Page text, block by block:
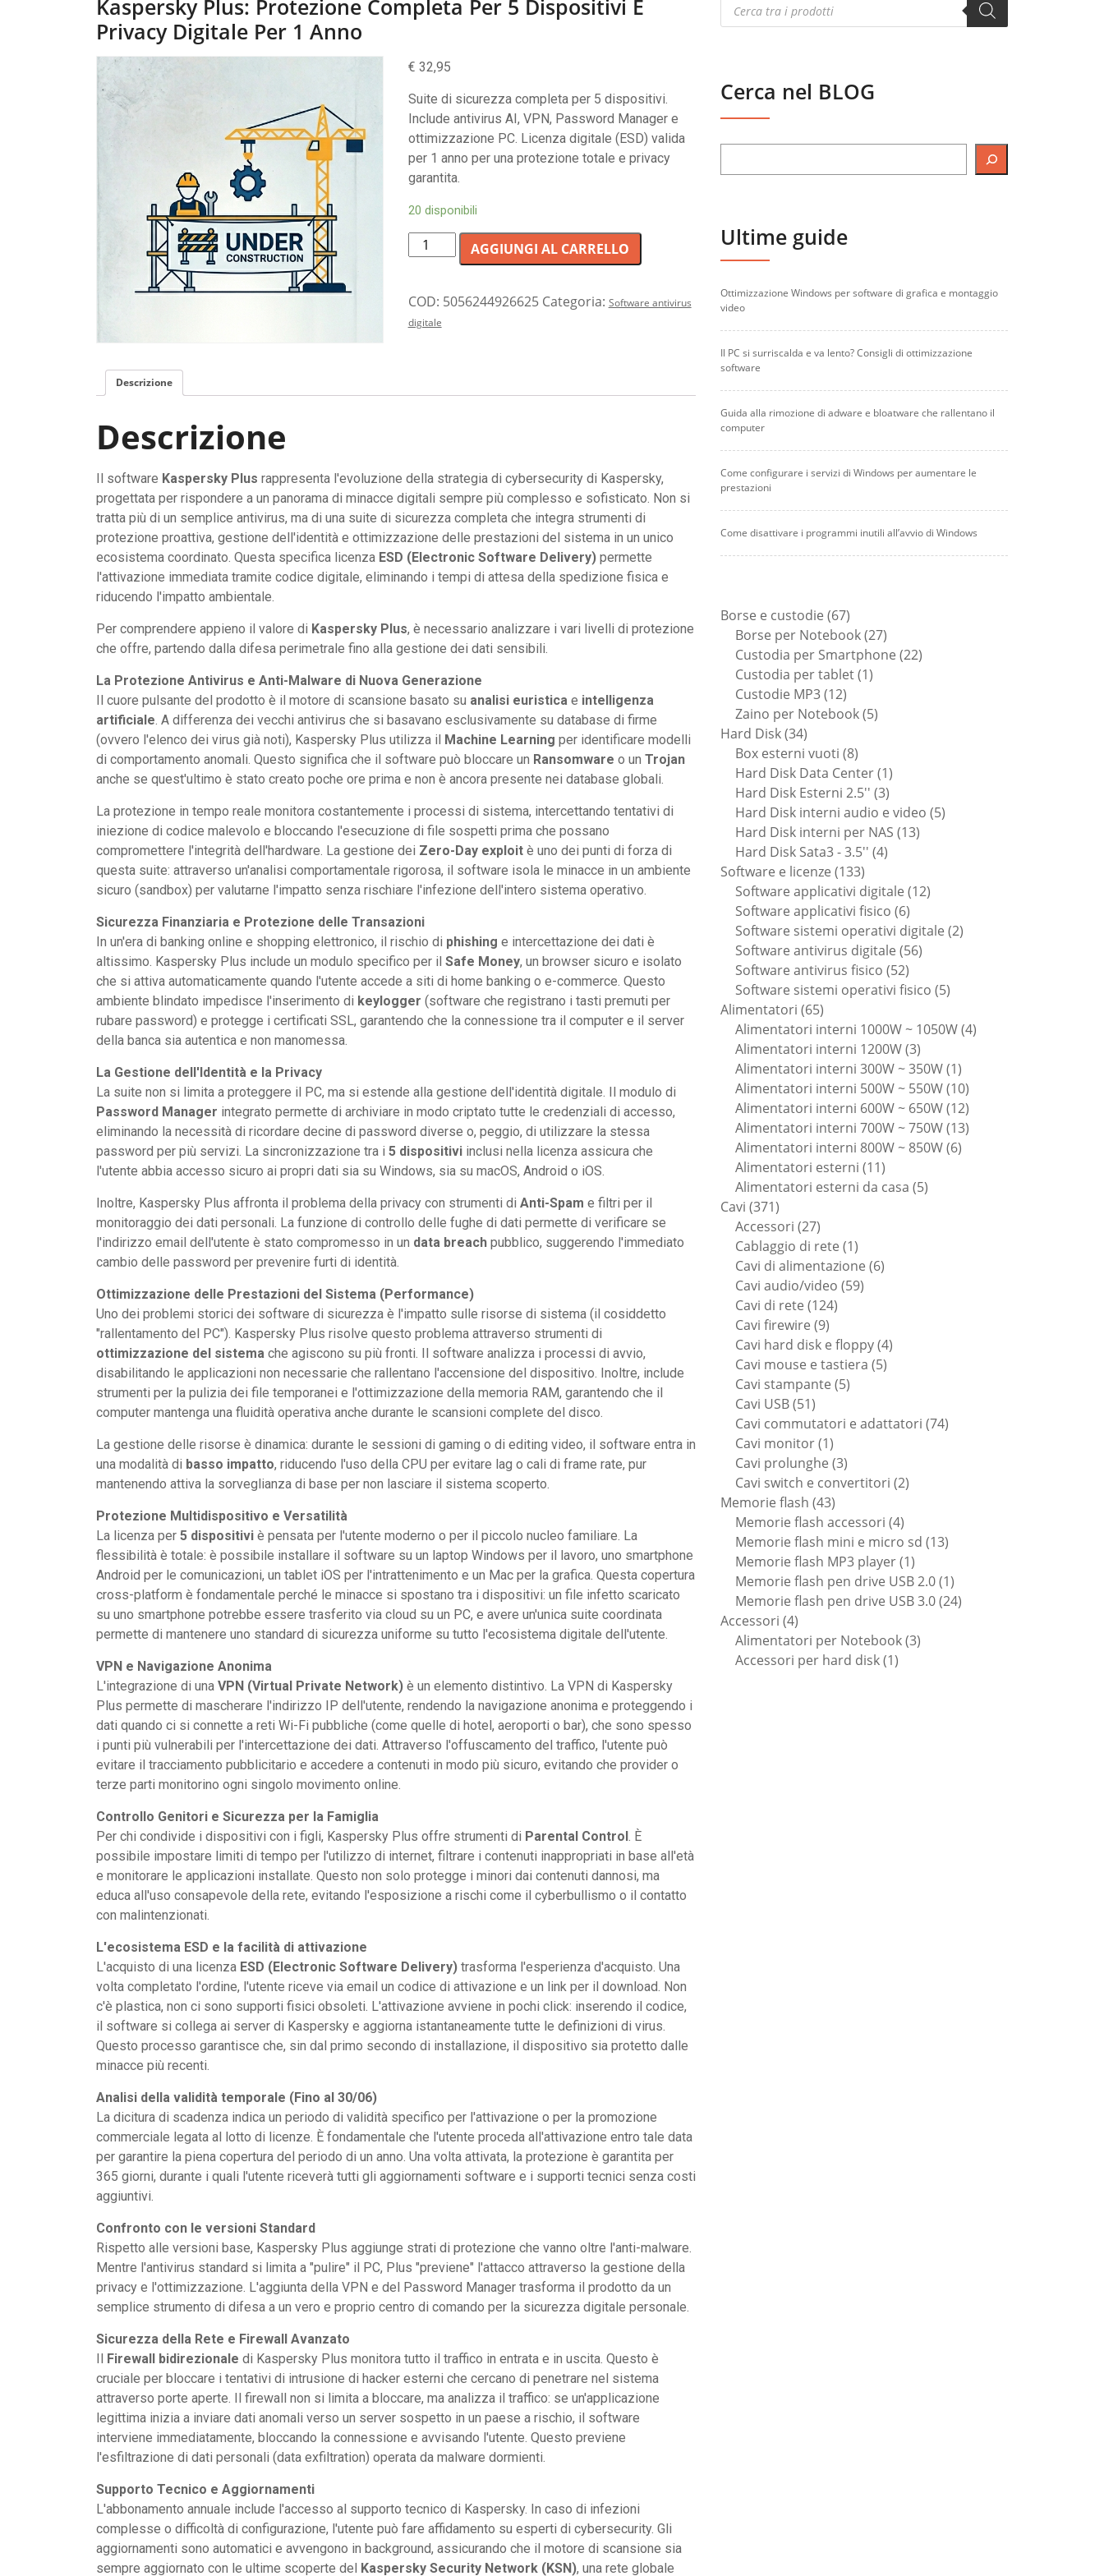
Kaspersky Plus: Protezione Completa Per 5 Dispositivi E
Privacy Digitale Per 1 Anno
€ 32,95
Suite di sicurezza completa per 5 dispositivi.
Include antivirus AI, VPN, Password Manager e
ottimizzazione PC. Licenza digitale (ESD) valida
per 1 anno per una protezione totale e privacy
garantita.
20 disponibili
Kaspersky
Plus:
completa
per
privacy
anno
quantità
AGGIUNGI AL CARRELLO
COD: 5056244926625 Categoria: Software antivirus
digitale
Descrizione
Descrizione
Il software Kaspersky Plus rappresenta l'evoluzione della strategia di cybersecurity di Kaspersky,
progettata per rispondere a un panorama di minacce digitali sempre più complesso e sofisticato. Non si
tratta più di un semplice antivirus, ma di una suite di sicurezza completa che integra strumenti di
protezione proattiva, gestione dell'identità e ottimizzazione delle prestazioni del sistema in un unico
ecosistema coordinato. Questa specifica licenza ESD (Electronic Software Delivery) permette
l'attivazione immediata tramite codice digitale, eliminando i tempi di attesa della spedizione fisica e
riducendo l'impatto ambientale.
Per comprendere appieno il valore di Kaspersky Plus, è necessario analizzare i vari livelli di protezione
che offre, partendo dalla difesa perimetrale fino alla gestione dei dati sensibili.
La Protezione Antivirus e Anti-Malware di Nuova Generazione
Il cuore pulsante del prodotto è il motore di scansione basato su analisi euristica e intelligenza
artificiale. A differenza dei vecchi antivirus che si basavano esclusivamente su database di firme
(ovvero l'elenco dei virus già noti), Kaspersky Plus utilizza il
Machine Learning per identificare modelli
di comportamento anomali. Questo significa che il software può bloccare un Ransomware o un Trojan
anche se quest'ultimo è stato creato poche ore prima e non è ancora presente nei database globali.
La protezione in tempo reale monitora costantemente i processi di sistema, intercettando tentativi di
iniezione di codice malevolo e bloccando l'esecuzione di file sospetti prima che possano
compromettere l'integrità dell'hardware. La gestione dei Zero-Day exploit è uno dei punti di forza di
questa suite: attraverso un'analisi comportamentale rigorosa, il software isola le minacce in un ambiente
sicuro (sandbox) per valutarne l'impatto senza rischiare l'infezione dell'intero sistema operativo.
Sicurezza Finanziaria e Protezione delle Transazioni
In un'era di banking online e shopping elettronico, il rischio di phishing e intercettazione dei dati è
altissimo. Kaspersky Plus include un modulo specifico per il Safe Money, un browser sicuro e isolato
che si attiva automaticamente quando l'utente accede a siti di home banking o e-commerce. Questo
ambiente blindato impedisce l'inserimento di keylogger (software che registrano i tasti premuti per
rubare password) e protegge i certificati SSL, garantendo che la connessione tra il computer e il server
della banca sia autentica e non manomessa.
La Gestione dell'Identità e la Privacy
La suite non si limita a proteggere il PC, ma si estende alla gestione dell'identità digitale. Il modulo di
Password Manager integrato permette di archiviare in modo criptato tutte le credenziali di accesso,
eliminando la necessità di ricordare decine di password diverse o, peggio, di utilizzare la stessa
password per più servizi. La sincronizzazione tra i 5 dispositivi inclusi nella licenza assicura che
l'utente abbia accesso sicuro ai propri dati sia su Windows, sia su macOS, Android o iOS.
Inoltre, Kaspersky Plus affronta il problema della privacy con strumenti di Anti-Spam e filtri per il
monitoraggio dei dati personali. La funzione di controllo delle fughe di dati permette di verificare se
l'indirizzo email dell'utente è stato compromesso in un data breach pubblico, suggerendo l'immediato
cambio delle password per prevenire furti di identità.
Ottimizzazione delle Prestazioni del Sistema (Performance)
Uno dei problemi storici dei software di sicurezza è l'impatto sulle risorse di sistema (il cosiddetto
"rallentamento del PC"). Kaspersky Plus risolve questo problema attraverso strumenti di
ottimizzazione del sistema che agiscono su più fronti. Il software analizza i processi di avvio,
disabilitando le applicazioni non necessarie che rallentano l'accensione del dispositivo. Inoltre, include
strumenti per la pulizia dei file temporanei e l'ottimizzazione della memoria RAM, garantendo che il
computer mantenga una fluidità operativa anche durante le scansioni complete del disco.
La gestione delle risorse è dinamica: durante le sessioni di gaming o di editing video, il software entra in
una modalità di basso impatto, riducendo l'uso della CPU per evitare lag o cali di frame rate, pur
mantenendo attiva la sorveglianza di base per non lasciare il sistema scoperto.
Protezione Multidispositivo e Versatilità
La licenza per 5 dispositivi è pensata per l'utente moderno o per il piccolo nucleo familiare. La
flessibilità è totale: è possibile installare il software su un laptop Windows per il lavoro, uno smartphone
Android per le comunicazioni, un tablet iOS per l'intrattenimento e un Mac per la grafica. Questa copertura
cross-platform è fondamentale perché le minacce si spostano tra i dispositivi: un file infetto scaricato
su uno smartphone potrebbe essere trasferito via cloud su un PC, e avere un'unica suite coordinata
permette di mantenere uno standard di sicurezza uniforme su tutto l'ecosistema digitale dell'utente.
VPN e Navigazione Anonima
L'integrazione di una VPN (Virtual Private Network) è un elemento distintivo. La VPN di Kaspersky
Plus permette di mascherare l'indirizzo IP dell'utente, rendendo la navigazione anonima e proteggendo i
dati quando ci si connette a reti Wi-Fi pubbliche (come quelle di hotel, aeroporti o bar), che sono spesso
i punti più vulnerabili per l'intercettazione dei dati. Attraverso l'offuscamento del traffico, l'utente può
evitare il tracciamento pubblicitario e accedere a contenuti in modo più sicuro, evitando che provider o
terze parti monitorino ogni singolo movimento online.
Controllo Genitori e Sicurezza per la Famiglia
Per chi condivide i dispositivi con i figli, Kaspersky Plus offre strumenti di Parental Control . È
possibile impostare limiti di tempo per l'utilizzo di internet, filtrare i contenuti inappropriati in base all'età
e monitorare le applicazioni installate. Questo non solo protegge i minori dai contenuti dannosi, ma
educa all'uso consapevole della rete, evitando l'esposizione a rischi come il cyberbullismo o il contatto
con malintenzionati.
L'ecosistema ESD e la facilità di attivazione
L'acquisto di una licenza ESD (Electronic Software Delivery) trasforma l'esperienza d'acquisto. Una
volta completato l'ordine, l'utente riceve via email un codice di attivazione e un link per il download. Non
c'è plastica, non ci sono supporti fisici obsoleti. L'attivazione avviene in pochi click: inserendo il codice,
il software si collega ai server di Kaspersky e aggiorna istantaneamente tutte le definizioni di virus.
Questo processo garantisce che, sin dal primo secondo di installazione, il dispositivo sia protetto dalle
minacce più recenti.
Analisi della validità temporale (Fino al 30/06)
La dicitura di scadenza indica un periodo di validità specifico per l'attivazione o per la promozione
commerciale legata al lotto di licenze. È fondamentale che l'utente proceda all'attivazione entro tale data
per garantire la piena copertura del periodo di un anno. Una volta attivata, la protezione è garantita per
365 giorni, durante i quali l'utente riceverà tutti gli aggiornamenti software e i supporti tecnici senza costi
aggiuntivi.
Confronto con le versioni Standard
Rispetto alle versioni base, Kaspersky Plus aggiunge strati di protezione che vanno oltre l'anti-malware.
Mentre l'antivirus standard si limita a "pulire" il PC, Plus "previene" l'attacco attraverso la gestione della
privacy e l'ottimizzazione. L'aggiunta della VPN e del Password Manager trasforma il prodotto da un
semplice strumento di difesa a un vero e proprio centro di comando per la sicurezza digitale personale.
Sicurezza della Rete e Firewall Avanzato
Firewall bidirezionale di Kaspersky Plus monitora tutto il traffico in entrata e in uscita. Questo è
cruciale per bloccare i tentativi di intrusione di hacker esterni che cercano di penetrare nel sistema
attraverso porte aperte. Il firewall non si limita a bloccare, ma analizza il traffico: se un'applicazione
legittima inizia a inviare dati anomali verso un server sospetto in un paese a rischio, il software
interviene immediatamente, bloccando la connessione e avvisando l'utente. Questo previene
l'esfiltrazione di dati personali (data exfiltration) operata da malware dormienti.
Supporto Tecnico e Aggiornamenti
L'abbonamento annuale include l'accesso al supporto tecnico di Kaspersky. In caso di infezioni
complesse o difficoltà di configurazione, l'utente può fare affidamento su esperti di cybersecurity. Gli
aggiornamenti sono automatici e avvengono in background, assicurando che il motore di scansione sia
sempre aggiornato con le ultime scoperte del
Kaspersky Security Network (KSN), una rete globale
search
Cerca nel BLOG
Ultime guide
Ottimizzazione Windows per software di grafica e montaggio
video
Il PC si surriscalda e va lento? Consigli di ottimizzazione
software
Guida alla rimozione di adware e bloatware che rallentano il
computer
Come configurare i servizi di Windows per aumentare le
prestazioni
Come disattivare i programmi inutili all’avvio di Windows
Borse e custodie 6767
prodotti
Borse per Notebook 2727
prodotti
Custodia per Smartphone 2222
Custodia per tablet 11
Custodie MP3 1212
prodotti
Zaino per Notebook 55
Hard Disk 3434
prodotti
Box esterni vuoti 88
prodotti
Hard Disk Data Center 11
prodotto
Hard Disk Esterni 2.5'' 33
prodotti
Hard Disk interni audio e video 55
Hard Disk interni per NAS 1313
Hard Disk Sata3 - 3.5'' 44
Software e licenze 133133
prodotti
Software applicativi digitale 1212
Software applicativi fisico 66
prodotti
Software sistemi operativi digitale 22
Software antivirus digitale 5656
Software antivirus fisico 5252
prodotti
Software sistemi operativi fisico 55
Alimentatori 6565
prodotti
Alimentatori interni 1000W ~ 1050W 44
Alimentatori interni 1200W 33
prodotti
Alimentatori interni 300W ~ 350W 11
prodotto
Alimentatori interni 500W ~ 550W 1010
prodotti
Alimentatori interni 600W ~ 650W 1212
prodotti
Alimentatori interni 700W ~ 750W 1313
Alimentatori interni 800W ~ 850W 66
Alimentatori esterni 1111
prodotti
Alimentatori esterni da casa 55
Cavi 371371
prodotti
Accessori 2727
prodotti
Cablaggio di rete 11
prodotto
Cavi di alimentazione 66
Cavi audio/video 5959
Cavi di rete 124124
Cavi firewire 99
prodotti
Cavi hard disk e floppy 44
Cavi mouse e tastiera 55
Cavi stampante 55
Cavi USB 5151
prodotti
Cavi commutatori e adattatori 7474
Cavi monitor 11
prodotto
Cavi prolunghe 33
prodotti
Cavi switch e convertitori 22
Memorie flash 4343
prodotti
Memorie flash accessori 44
prodotti
Memorie flash mini e micro sd 1313
Memorie flash MP3 player 11
prodotto
Memorie flash pen drive USB 2.0 11
prodotto
Memorie flash pen drive USB 3.0 2424
Accessori 44
prodotti
Alimentatori per Notebook 33
Accessori per hard disk 11